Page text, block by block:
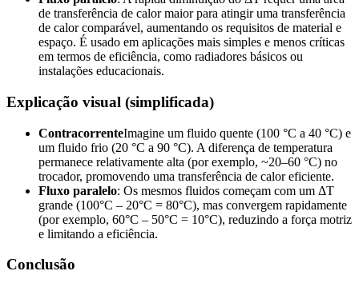
de transferência de calor maior para atingir uma transferência
de calor comparável, aumentando os requisitos de material e
espaço. É usado em aplicações mais simples e menos críticas
em termos de eficiência, como radiadores básicos ou
instalações educacionais.
Explicação visual (simplificada)
ContracorrenteImagine um fluido quente (100 °C a 40 °C) e
um fluido frio (20 °C a 90 °C). A diferença de temperatura
permanece relativamente alta (por exemplo, ~20–60 °C) no
trocador, promovendo uma transferência de calor eficiente.
Fluxo paralelo: Os mesmos fluidos começam com um ΔT
grande (100°C – 20°C = 80°C), mas convergem rapidamente
(por exemplo, 60°C – 50°C = 10°C), reduzindo a força motriz
e limitando a eficiência.
Conclusão